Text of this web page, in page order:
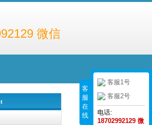
微信
客
服
在
线
客服1号
客服2号
电话:
18702992129 微